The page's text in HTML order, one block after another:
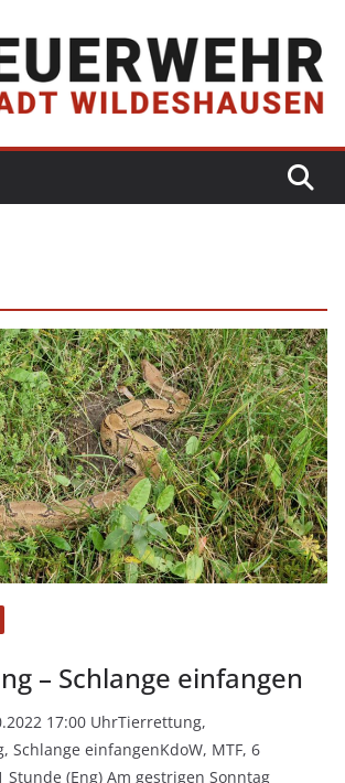
– Schlange einfangen
17:00 UhrTierrettung,
Schlange einfangenKdoW, MTF, 6
Stunde (Eng) Am gestrigen Sonntag